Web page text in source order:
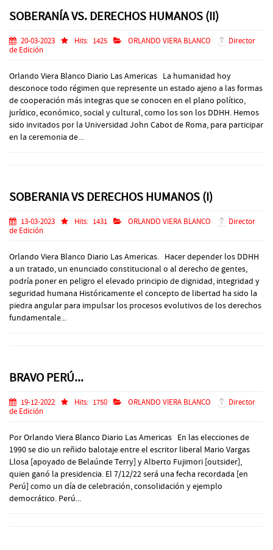
SOBERANÍA VS. DERECHOS HUMANOS (II)
20-03-2023 Hits: 1425 ORLANDO VIERA BLANCO
Director
de Edición
Orlando Viera Blanco Diario Las Americas La humanidad hoy
desconoce todo régimen que represente un estado ajeno a las formas
de cooperación más integras que se conocen en el plano político,
jurídico, económico, social y cultural, como los son los DDHH. Hemos
sido invitados por la Universidad John Cabot de Roma, para participar
en la ceremonia de...
SOBERANIA VS DERECHOS HUMANOS (I)
13-03-2023 Hits: 1431 ORLANDO VIERA BLANCO
Director
de Edición
Orlando Viera Blanco Diario Las Americas. Hacer depender los DDHH
a un tratado, un enunciado constitucional o al derecho de gentes,
podría poner en peligro el elevado principio de dignidad, integridad y
seguridad humana Históricamente el concepto de libertad ha sido la
piedra angular para impulsar los procesos evolutivos de los derechos
fundamentale...
BRAVO PERÚ...
19-12-2022 Hits: 1750 ORLANDO VIERA BLANCO
Director
de Edición
Por Orlando Viera Blanco Diario Las Americas En las elecciones de
1990 se dio un reñido balotaje entre el escritor liberal Mario Vargas
Llosa [apoyado de Belaúnde Terry] y Alberto Fujimori [outsider],
quien ganó la presidencia. El 7/12/22 será una fecha recordada [en
Perú] como un día de celebración, consolidación y ejemplo
democrático. Perú...